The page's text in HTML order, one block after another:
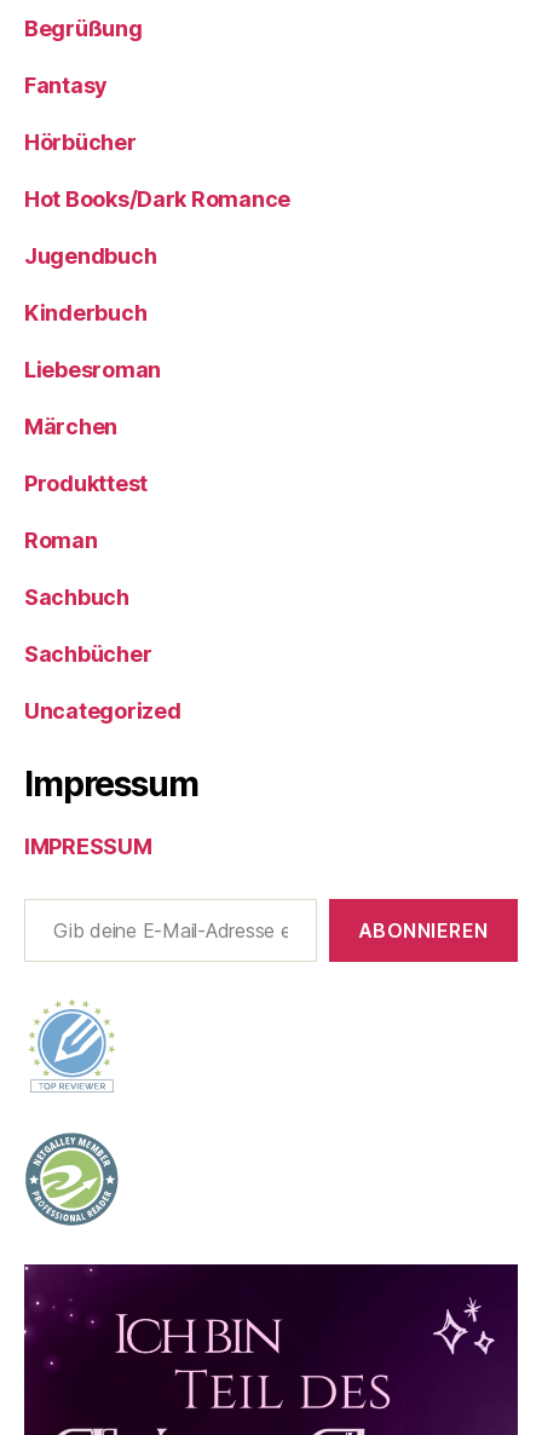
Begrüßung
Fantasy
Hörbücher
Hot Books/Dark Romance
Jugendbuch
Kinderbuch
Liebesroman
Märchen
Produkttest
Roman
Sachbuch
Sachbücher
Uncategorized
Impressum
IMPRESSUM
Gib deine E-Mail-Adresse ein ...
ABONNIEREN